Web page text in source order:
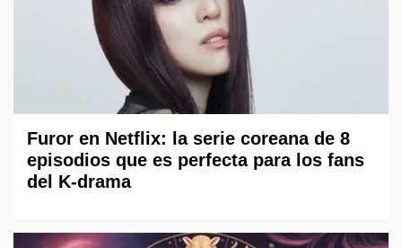
Furor en Netflix: la serie coreana de 8
episodios que es perfecta para los fans
del K-drama